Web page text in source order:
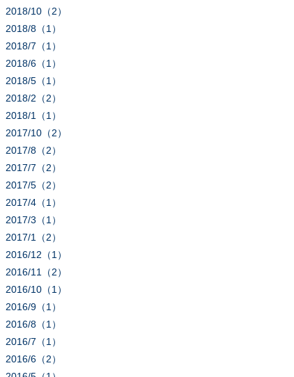
2018/10（2）
2018/8（1）
2018/7（1）
2018/6（1）
2018/5（1）
2018/2（2）
2018/1（1）
2017/10（2）
2017/8（2）
2017/7（2）
2017/5（2）
2017/4（1）
2017/3（1）
2017/1（2）
2016/12（1）
2016/11（2）
2016/10（1）
2016/9（1）
2016/8（1）
2016/7（1）
2016/6（2）